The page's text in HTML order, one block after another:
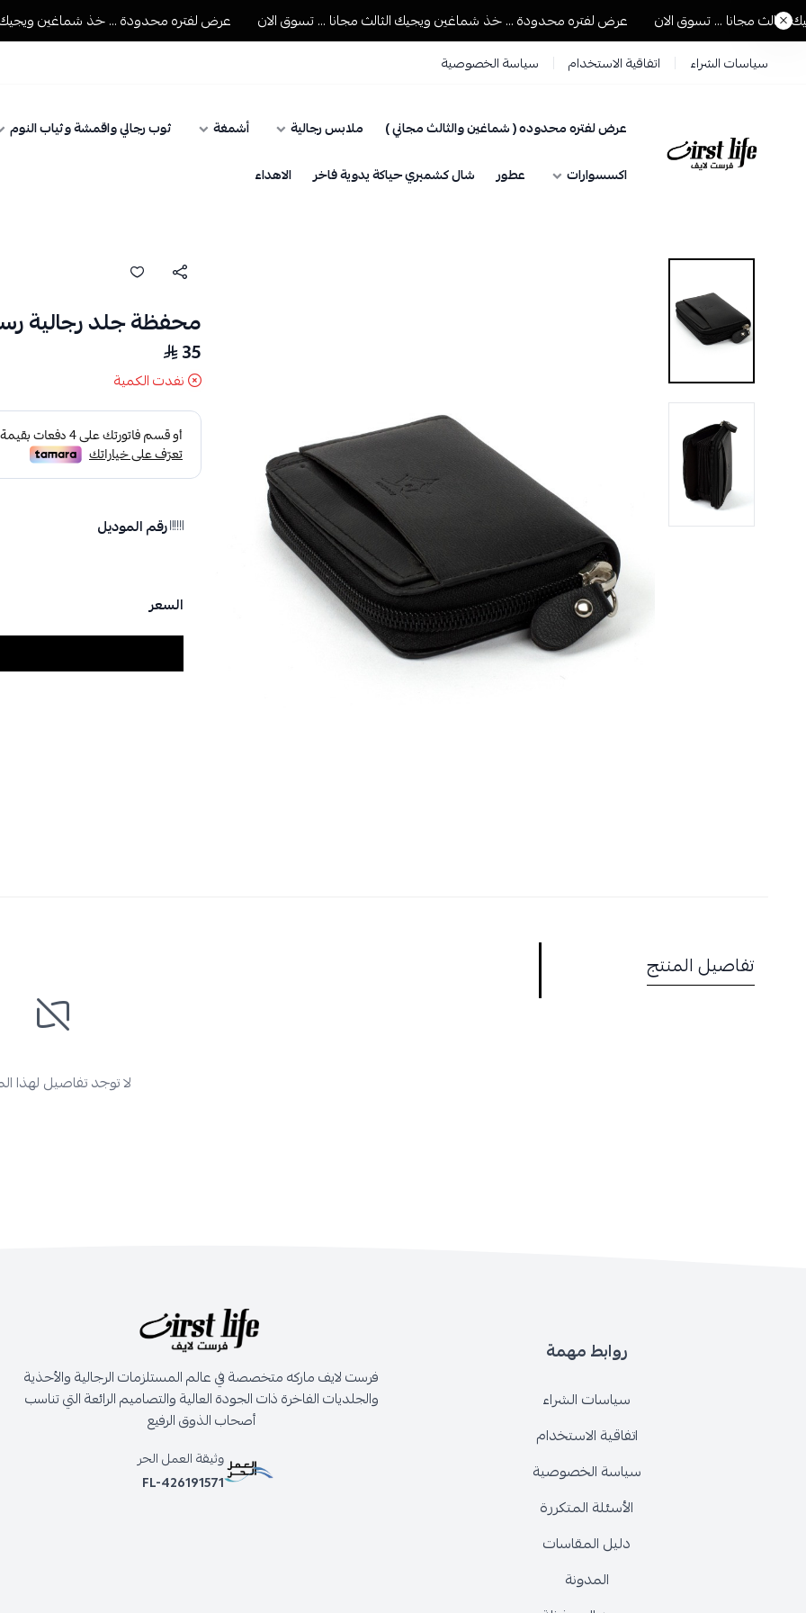
مجانا ... تسوق الان عرض لفتره محدودة ... خذ شماغين ويجيك الثالث مجانا ... تسوق الان عرض لفتره محدودة ... خذ شماغين ويجيك
سياسات الشراء اتفاقية الاستخدام سياسة الخصوصية
فرست لايف للمستلزمات الرجالية
عرض لفتره محدوده ( شماغين والثالث مجاني ) ملابس رجالية أشمغة
ثوب رجالي واقمشة وثياب النوم
اكسسوارات
عطور شال كشميري حياكة يدوية فاخر الاهداء
محفظة جلد رجالية
35
نفدت الكمية
رقم الموديل
السعر
تفاصيل المنتج
لا توجد تفاصيل لهذا
روابط مهمة
سياسات الشراء
اتفاقية الاستخدام
سياسة الخصوصية
الأسئلة المتكررة
دليل المقاسات
المدونة
فرست لايف ماركه متخصصة في عالم المستلزمات الرجالية والأحذية
والجلديات الفاخرة ذات الجودة العالية والتصاميم الرائعة التي تناسب
أصحاب الذوق الرفيع
وثيقة العمل الحر
FL-426191571